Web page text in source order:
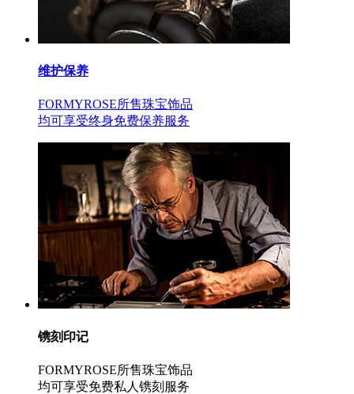
维护保养
FORMYROSE所售珠宝饰品
均可享受终身免费保养服务
镌刻印记
FORMYROSE所售珠宝饰品
均可享受免费私人镌刻服务